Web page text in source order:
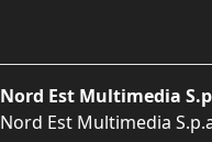
Nord Est Multimedia
Nord Est Multimedia